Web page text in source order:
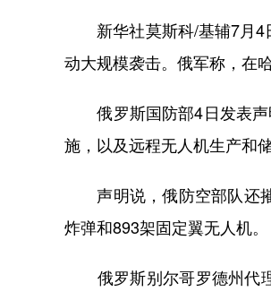
新华社莫斯科/基辅7月4
动大规模袭击。俄军称，在
俄罗斯国防部4日发表声
施，以及远程无人机生产和
声明说，俄防空部队还摧
炸弹和893架固定翼无人机。
俄罗斯别尔哥罗德州代理